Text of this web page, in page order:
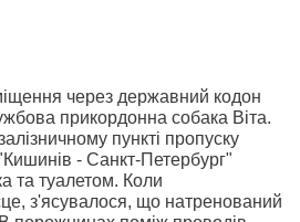
через державний кодон
прикордонна собака Віта.
пункті пропуску
- Санкт-Петербург"
та туалетом. Коли
з'ясувалося, що натренований